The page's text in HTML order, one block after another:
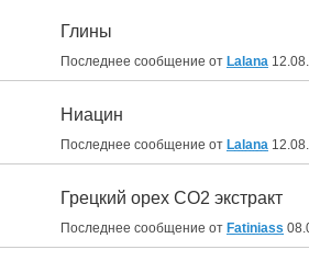
Глины
Последнее сообщение от Lalana
Ниацин
Последнее сообщение от Lalana
Грецкий орех СО2 экстракт
Последнее сообщение от Fatiniass